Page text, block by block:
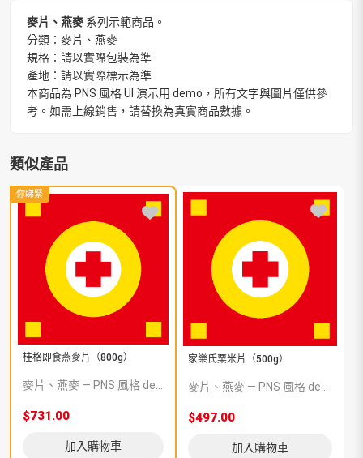
麥片、燕麥系列示範商品。
分類：麥片、燕麥
規格：請以實際包裝為準
產地：請以實際標示為準
本商品為 PNS 風格 UI 演示用 demo，所有文字與圖片僅供參
考。如需上線銷售，請替換為真實商品數據。
類似產品
你睇緊
桂格即食燕麥片（800g）
麥片、燕麥 — PNS 風格 demo 占位商品，方便首頁與分類頁版位演示，上線前由業務替換為真實 SKU。
$731.00
加入購物車
家樂氏粟米片（500g）
麥片、燕麥 — PNS 風格 demo 占位商品，方便首頁與分類頁版位演示，上線前由業務替換為真實 SKU。
$497.00
加入購物車